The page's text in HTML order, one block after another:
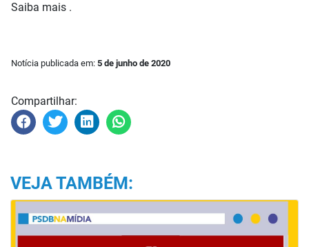
Saiba mais .
Notícia publicada em: 5 de junho de 2020
Compartilhar:
VEJA TAMBÉM: